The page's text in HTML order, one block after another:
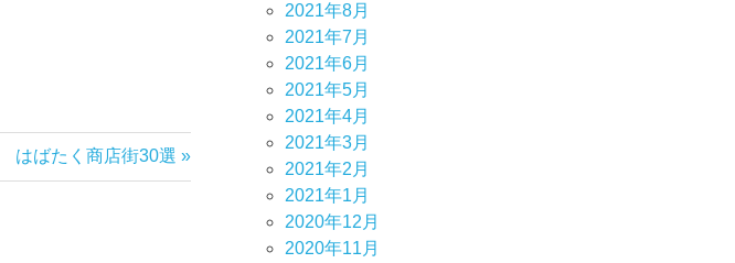
次
の
はばたく商店街30選
2021年8月
2021年7月
2021年6月
2021年5月
2021年4月
2021年3月
2021年2月
2021年1月
2020年12月
2020年11月